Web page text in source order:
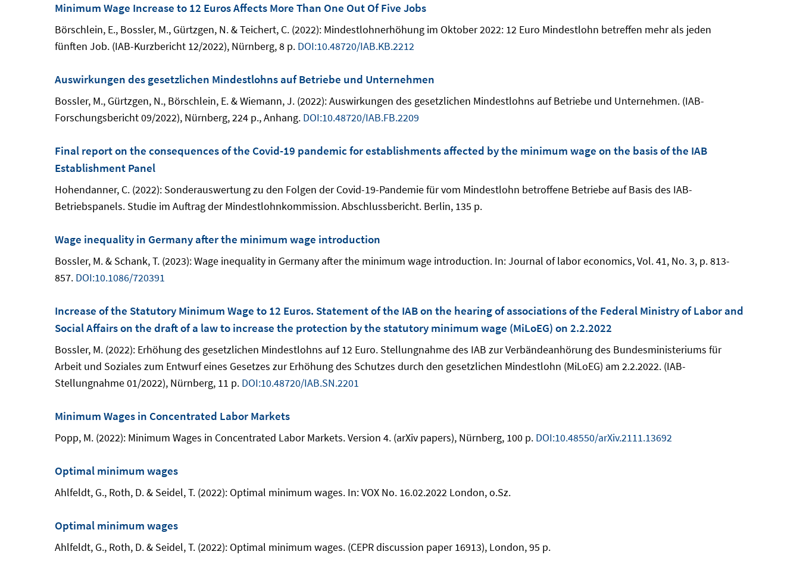
Minimum Wage Increase to 12 Euros Affects More Than One Out Of Five Jobs
Börschlein, E., Bossler, M., Gürtzgen, N. & Teichert, C. (2022): Mindestlohnerhöhung im Oktober 2022: 12 Euro Mindestlohn betreffen mehr als jeden
fünften Job. (IAB-Kurzbericht 12/2022), Nürnberg, 8 p. DOI:10.48720/IAB.KB.2212
Auswirkungen des gesetzlichen Mindestlohns auf Betriebe und Unternehmen
Bossler, M., Gürtzgen, N., Börschlein, E. & Wiemann, J. (2022): Auswirkungen des gesetzlichen Mindestlohns auf Betriebe und Unternehmen. (IAB-
Forschungsbericht 09/2022), Nürnberg, 224 p., Anhang. DOI:10.48720/IAB.FB.2209
Final report on the consequences of the Covid-19 pandemic for establishments affected by the minimum wage on the basis of the IAB
Establishment Panel
Hohendanner, C. (2022): Sonderauswertung zu den Folgen der Covid-19-Pandemie für vom Mindestlohn betroffene Betriebe auf Basis des IAB-
Betriebspanels. Studie im Auftrag der Mindestlohnkommission. Abschlussbericht. Berlin, 135 p.
Wage inequality in Germany after the minimum wage introduction
Bossler, M. & Schank, T. (2023): Wage inequality in Germany after the minimum wage introduction. In: Journal of labor economics, Vol. 41, No. 3, p. 813-
857. DOI:10.1086/720391
Increase of the Statutory Minimum Wage to 12 Euros. Statement of the IAB on the hearing of associations of the Federal Ministry of Labor and
Social Affairs on the draft of a law to increase the protection by the statutory minimum wage (MiLoEG) on 2.2.2022
Bossler, M. (2022): Erhöhung des gesetzlichen Mindestlohns auf 12 Euro. Stellungnahme des IAB zur Verbändeanhörung des Bundesministeriums für
Arbeit und Soziales zum Entwurf eines Gesetzes zur Erhöhung des Schutzes durch den gesetzlichen Mindestlohn (MiLoEG) am 2.2.2022. (IAB-
Stellungnahme 01/2022), Nürnberg, 11 p. DOI:10.48720/IAB.SN.2201
Minimum Wages in Concentrated Labor Markets
Popp, M. (2022): Minimum Wages in Concentrated Labor Markets. Version 4. (arXiv papers), Nürnberg, 100 p. DOI:10.48550/arXiv.2111.13692
Optimal minimum wages
Ahlfeldt, G., Roth, D. & Seidel, T. (2022): Optimal minimum wages. In: VOX No. 16.02.2022 London, o.Sz.
Optimal minimum wages
Ahlfeldt, G., Roth, D. & Seidel, T. (2022): Optimal minimum wages. (CEPR discussion paper 16913), London, 95 p.